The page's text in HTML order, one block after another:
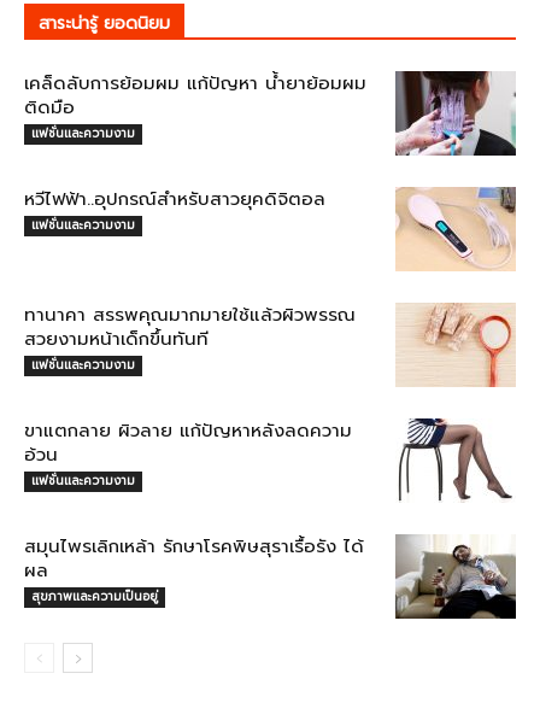
สาระน่ารู้ ยอดนิยม
เคล็ดลับการย้อมผม แก้ปัญหา น้ำยาย้อมผม
ติดมือ
แฟชั่นและความงาม
หวีไฟฟ้า..อุปกรณ์สำหรับสาวยุคดิจิตอล
แฟชั่นและความงาม
ทานาคา สรรพคุณมากมายใช้แล้วผิวพรรณ
สวยงามหน้าเด็กขึ้นทันที
แฟชั่นและความงาม
ขาแตกลาย ผิวลาย แก้ปัญหาหลังลดความ
อ้วน
แฟชั่นและความงาม
สมุนไพรเลิกเหล้า รักษาโรคพิษสุราเรื้อรัง ได้
ผล
สุขภาพและความเป็นอยู่